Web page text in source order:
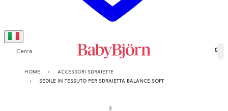
Cerca 0
HOME
ACCESSORI SDRAIETTE
SEDILE IN TESSUTO PER SDRAIETTA BALANCE SOFT